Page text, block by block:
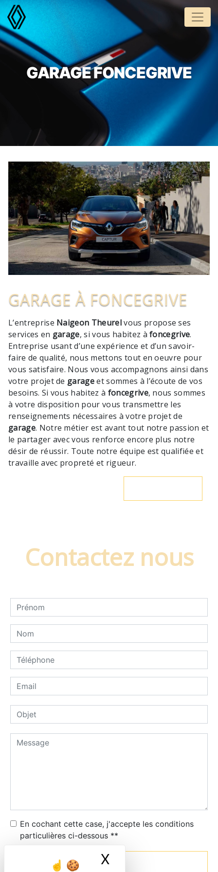
Panneau de gestion des cookies
X
GARAGE FONCEGRIVE
GARAGE À FONCEGRIVE
L’entreprise Naigeon Theurelvous propose ses
services en garage, si vous habitez àfoncegrive.
Entreprise usant d’une expérience et d’un savoir-
faire de qualité, nous mettons tout en oeuvre pour
vous satisfaire. Nous vous accompagnons ainsi dans
votre projet de garageet sommes à l’écoute de vos
besoins. Si vous habitez à foncegrive, nous sommes
à votre disposition pour vous transmettre les
renseignements nécessaires à votre projet de
garage. Notre métier est avant tout notre passion et
le partager avec vous renforce encore plus notre
désir de réussir. Toute notre équipe est qualifiée et
travaille avec propreté et rigueur.
Contactez nous
En cochant cette case, j'accepte les conditions
particulières ci-dessous **
Envoyer